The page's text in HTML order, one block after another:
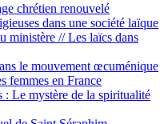
chrétien renouvelé
dans une société laïque
ministère // Les laïcs dans
le mouvement œcuménique
femmes en France
: Le mystère de la spiritualité